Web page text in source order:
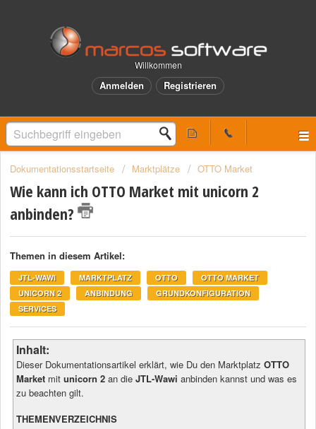
Willkommen
Anmelden Registrieren
Dokumentationsstartseite Marktplätze OTTO Market
Wie kann ich OTTO Market mit unicorn 2
anbinden?
Themen in diesem Artikel:
JTL-WAWI MARKTPLATZ OTTO
OTTO MARKET
UNICORN 2
ANBINDUNG
GRUNDKONFIGURATION
SERVICES
Inhalt:
Dieser Dokumentationsartikel erklärt, wie Du den MarktplatzOTTO
Market mitunicorn 2 an dieJTL-Wawianbinden kannst und was es
zu beachten gilt.
THEMENVERZEICHNIS